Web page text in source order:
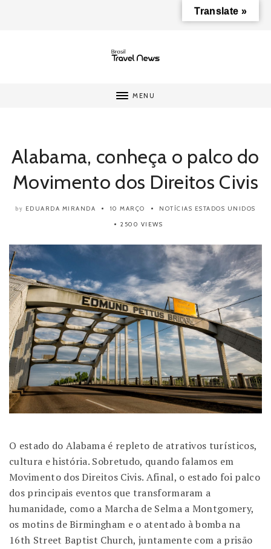
MENU
Alabama, conheça o palco do
Movimento dos Direitos Civis
by EDUARDA MIRANDA 10 MARÇO NOTÍCIAS ESTADOS UNIDOS
2500 VIEWS
O estado do Alabama é repleto de atrativos turísticos,
cultura e história. Sobretudo, quando falamos em
Movimento dos Direitos Civis. Afinal, o estado foi palco
dos principais eventos que transformaram a
humanidade, como a Marcha de Selma a Montgomery,
os motins de Birmingham e o atentado à bomba na
16th Street Baptist Church, juntamente com a prisão
Translate »